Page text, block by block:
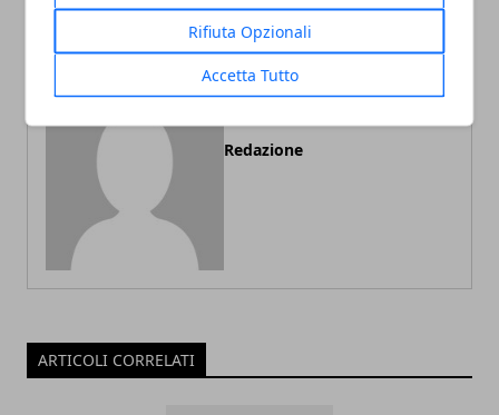
Rifiuta Opzionali
Accetta Tutto
Redazione
ARTICOLI CORRELATI